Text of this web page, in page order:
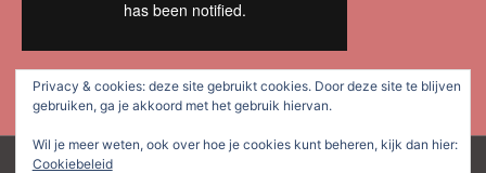
Privacy & cookies: deze site gebruikt cookies. Door deze site te blijven
gebruiken, ga je akkoord met het gebruik hiervan.
Wil je meer weten, ook over hoe je cookies kunt beheren, kijk dan hier:
Cookiebeleid